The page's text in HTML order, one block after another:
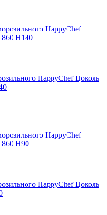
HappyChef Цоколь
HappyChef Цоколь